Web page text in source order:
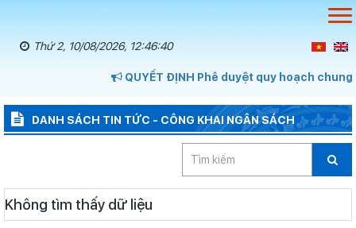
Thứ 2, 10/08/2026, 12:46:41
QUYẾT ĐỊNH Phê duyệt quy hoạch chung
DANH SÁCH TIN TỨC - CÔNG KHAI NGÂN SÁCH
Không tìm thấy dữ liệu